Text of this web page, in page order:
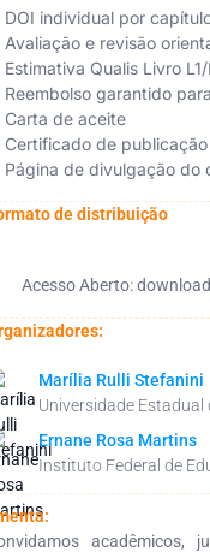
DOI individual por
Avaliação e revisão
Estimativa Qualis Livro
Reembolso garantido
Carta de aceite
Certificado de publicação
Página de divulgação do
de distribuição
Acesso Aberto:
Marília Rulli Stefanini
Universidade Estadual
Ernane Rosa Martins
Instituto Federal de
acadêmicos,